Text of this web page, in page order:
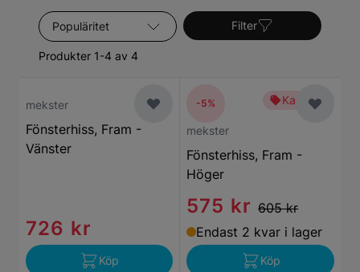
tillbaka till 1927 och V50 är en lysande representation
av märkets evolution.
Sortera efter
Produkter 1-4 av 4
Filter
mekster
Fönsterhiss, Fram -
Vänster
726 kr
Köp
Kampanj
mekster
Fönsterhiss, Fram -
Höger
575 kr 605 kr
-5%
Endast 2 kvar i lager
Köp